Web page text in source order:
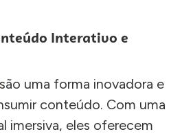
Interativo e
são uma forma inovadora e
conteúdo. Com uma
imersiva, eles oferecem